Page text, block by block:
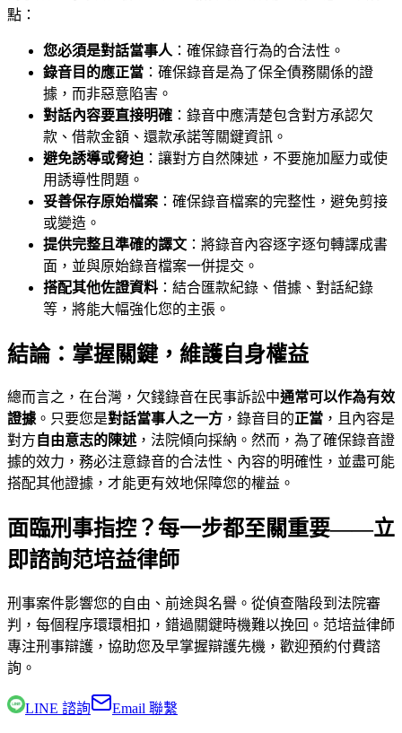
點：
您必須是對話當事人 ：確保錄音行為的合法性。
錄音目的應正當 ：確保錄音是為了保全債務關係的證
據，而非惡意陷害。
對話內容要直接明確 ：錄音中應清楚包含對方承認欠
款、借款金額、還款承諾等關鍵資訊。
避免誘導或脅迫 ：讓對方自然陳述，不要施加壓力或使
用誘導性問題。
妥善保存原始檔案 ：確保錄音檔案的完整性，避免剪接
或變造。
提供完整且準確的譯文 ：將錄音內容逐字逐句轉譯成書
面，並與原始錄音檔案一併提交。
搭配其他佐證資料 ：結合匯款紀錄、借據、對話紀錄
等，將能大幅強化您的主張。
結論：掌握關鍵，維護自身權益
總而言之，在台灣，欠錢錄音在民事訴訟中通常可以作為有效
證據 。只要您是對話當事人之一方 ，錄音目的正當 ，且內容是
對方 自由意志的陳述 ，法院傾向採納。然而，為了確保錄音證
據的效力，務必注意錄音的合法性、內容的明確性，並盡可能
搭配其他證據，才能更有效地保障您的權益。
面臨刑事指控？每一步都至關重要——立
即諮詢范培益律師
刑事案件影響您的自由、前途與名譽。從偵查階段到法院審
判，每個程序環環相扣，錯過關鍵時機難以挽回。 范培益律師
專注刑事辯護，協助您及早掌握辯護先機，歡迎預約付費諮
詢。
LINE 諮詢 Email 聯繫